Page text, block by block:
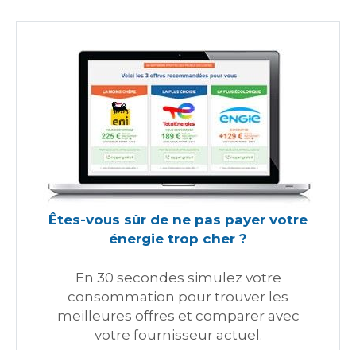
Êtes-vous sûr de ne pas payer votre
énergie trop cher ?
En 30 secondes simulez votre
consommation pour trouver les
meilleures offres et comparer avec
votre fournisseur actuel.